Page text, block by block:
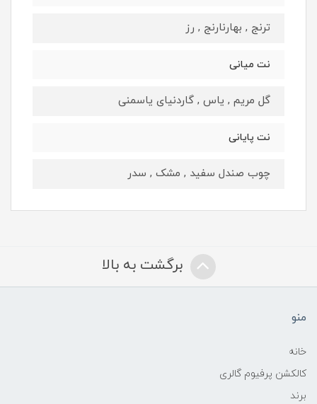
ترنج , بهارنارنج , رز
نت میانی
گل مریم , یاس , گاردنیای یاسمنی
نت پایانی
چوب صندل سفید , مشک , سدر
برگشت به بالا
منو
خانه
کالکشن پرفیوم گالری
برند